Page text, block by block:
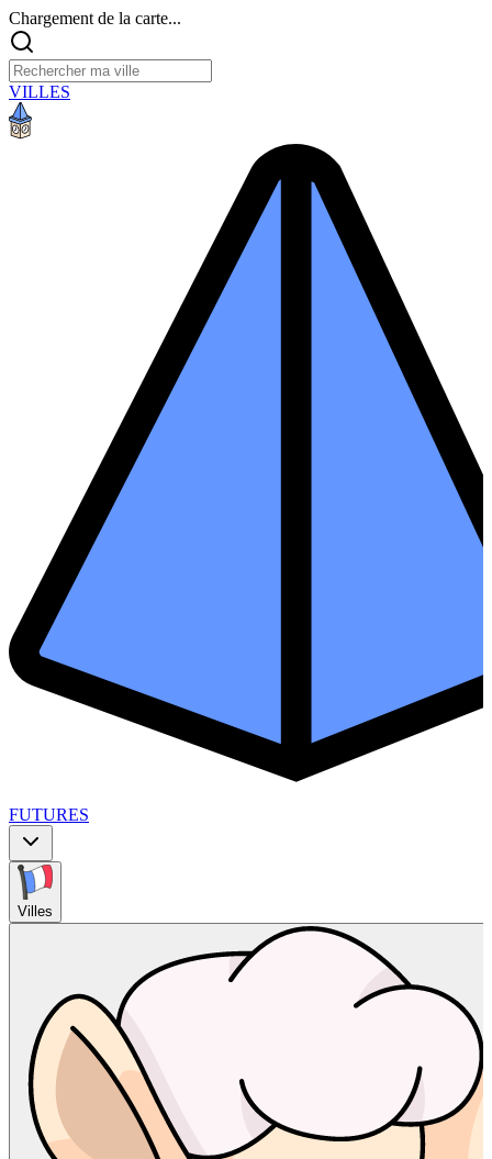
Chargement de la carte...
VILLES
FUTURES
Villes